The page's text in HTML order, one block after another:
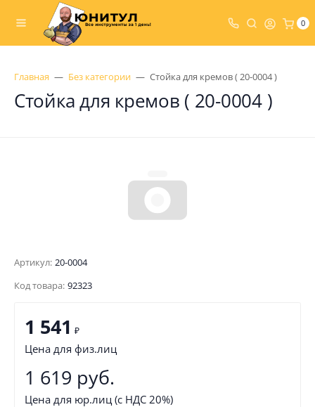
0
Главная Без категории Стойка для кремов ( 20-0004 )
Стойка для кремов ( 20-0004 )
Артикул: 20-0004
Код товара: 92323
1 541 ₽
Цена для физ.лиц
1 619 руб.
Цена для юр.лиц (с НДС 20%)